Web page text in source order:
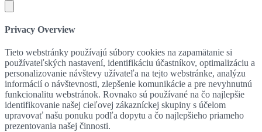
Privacy Overview
Tieto webstránky používajú súbory cookies na zapamätanie si
používateľských nastavení, identifikáciu účastníkov, optimalizáciu a
personalizovanie návštevy užívateľa na tejto webstránke, analýzu
informácií o návštevnosti, zlepšenie komunikácie a pre nevyhnutnú
funkcionalitu webstránok. Rovnako sú používané na čo najlepšie
identifikovanie našej cieľovej zákazníckej skupiny s účelom
upravovať našu ponuku podľa dopytu a čo najlepšieho priameho
prezentovania našej činnosti.